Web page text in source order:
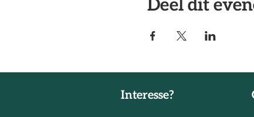
Deel dit
Interesse?